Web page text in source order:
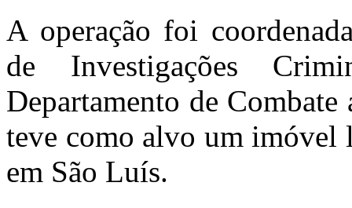
A operação foi
de Investigações
Departamento de
teve como alvo um
em São Luís.